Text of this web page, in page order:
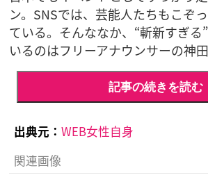
ン。SNSでは、芸能人たちもこぞ
ている。そんななか、“斬新すぎる
いるのはフリーアナウンサーの神
記事の続きを読む
出典元： WEB女性自身
関連画像